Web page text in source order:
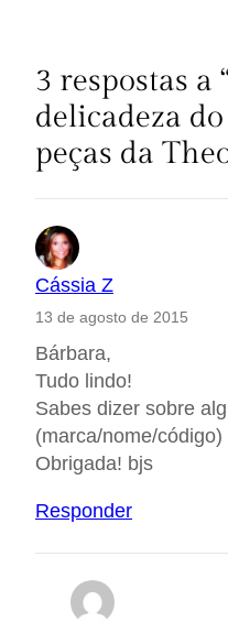
3 respostas a
delicadeza
peças da
Cássia Z
13 de agosto de 2015
Bárbara,
Tudo lindo!
Sabes dizer sobre
(marca/nome/
Obrigada! bjs
Responder